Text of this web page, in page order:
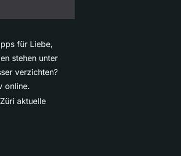
für Liebe,
stehen unter
verzichten?
online.
aktuelle